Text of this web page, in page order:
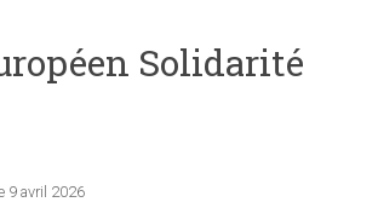
Solidarité
9 avril 2026